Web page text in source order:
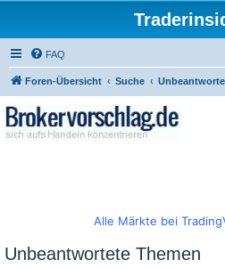
FAQ
Foren-Übersicht Suche
Alle Märkte bei
Unbeantwortete Themen